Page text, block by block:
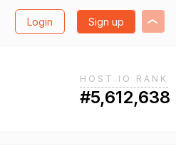
Login Sign up
HOST.IO RANK
#5,612,638